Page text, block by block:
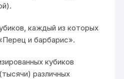
каждый из которых
и барбарис».
кубиков
различных